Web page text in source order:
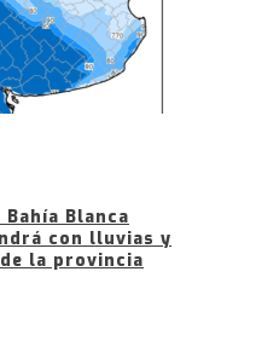
Blanca
con lluvias y
la provincia